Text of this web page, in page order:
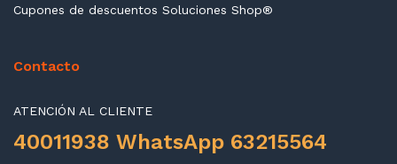
Cupones de descuentos Soluciones Shop®
Contacto
ATENCIÓN AL CLIENTE
40011938 WhatsApp 63215564